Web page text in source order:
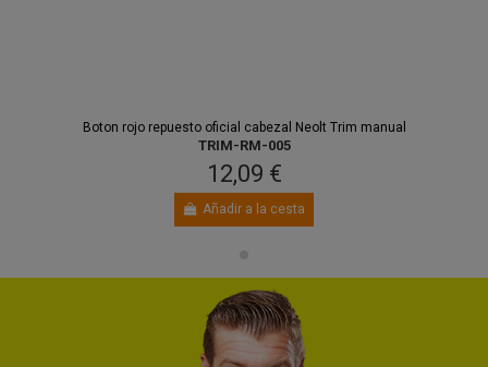
Boton rojo repuesto oficial cabezal Neolt Trim manual
TRIM-RM-005
12,09 €
Añadir a la cesta